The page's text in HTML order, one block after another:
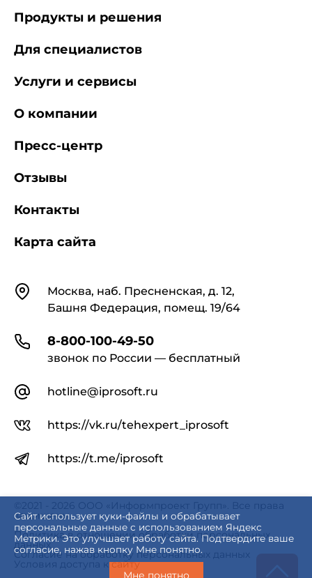
Сайт использует куки-файлы и обрабатывает
персональные данные с использованием Яндекс
Метрики. Это улучшает работу сайта. Подтвердите ваше
согласие, нажав кнопку Мне понятно.
Мне понятно
КонтактыМосква, наб. Пресненская, д. 12,
Башня Федерация, помещ. 19/64
8-800-100-49-50
звонок по России — бесплатный
hotline@iprosoft.ru
https://vk.ru/tehexpert_iprosoft
https://t.me/iprosoft
Продукты и решения
Для специалистов
Услуги и сервисы
О компании
Пресс-центр
Отзывы
Контакты
Карта сайта
©2021 - 2026 ООО «Информпроект Групп». Все права
защищены.
Политика в отношении обработки персональных
данных
Согласие на обработку персональных данных
Условия доступа к сайту